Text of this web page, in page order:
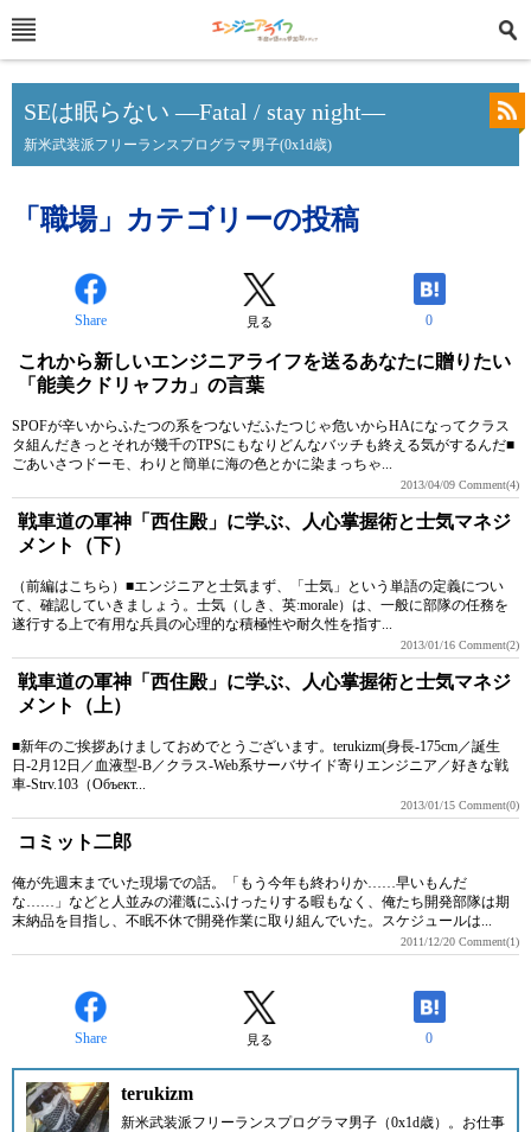
SEは眠らない ―Fatal / stay night―
新米武装派フリーランスプログラマ男子(0x1d歳)
「職場」カテゴリーの投稿
Share 見る 0
これから新しいエンジニアライフを送るあなたに贈りたい
「能美クドリャフカ」の言葉
SPOFが辛いからふたつの系をつないだふたつじゃ危いからHAになってクラス
タ組んだきっとそれが幾千のTPSにもなりどんなバッチも終える気がするんだ■
ごあいさつドーモ、わりと簡単に海の色とかに染まっちゃ...
2013/04/09 Comment(4)
戦車道の軍神「西住殿」に学ぶ、人心掌握術と士気マネジ
メント（下）
（前編はこちら）■エンジニアと士気まず、「士気」という単語の定義につい
て、確認していきましょう。士気（しき、英:morale）は、一般に部隊の任務を
遂行する上で有用な兵員の心理的な積極性や耐久性を指す...
2013/01/16 Comment(2)
戦車道の軍神「西住殿」に学ぶ、人心掌握術と士気マネジ
メント（上）
■新年のご挨拶あけましておめでとうございます。terukizm(身長-175cm／誕生
日-2月12日／血液型-B／クラス-Web系サーバサイド寄りエンジニア／好きな戦
車-Strv.103（Объект...
2013/01/15 Comment(0)
コミット二郎
俺が先週末までいた現場での話。「もう今年も終わりか……早いもんだ
な……」などと人並みの灌漑にふけったりする暇もなく、俺たち開発部隊は期
末納品を目指し、不眠不休で開発作業に取り組んでいた。スケジュールは...
2011/12/20 Comment(1)
Share 見る 0
terukizm
新米武装派フリーランスプログラマ男子（0x1d歳）。 お仕事